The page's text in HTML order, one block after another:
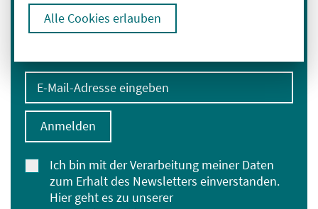
Alle Cookies erlauben
Immer informiert bleiben
E-Mail-Adresse eingeben
Ich bin mit der Verarbeitung meiner Daten
zum Erhalt des Newsletters einverstanden.
Hier geht es zu unserer
Anmelden